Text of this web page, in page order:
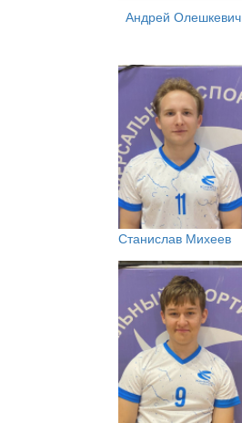
Андрей Олешкевич
Станислав Михеев